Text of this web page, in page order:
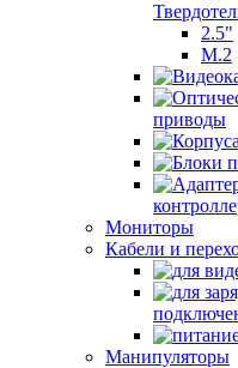
2.5"
M.2
приводы
Мониторы
Кабели и
Манипуляторы